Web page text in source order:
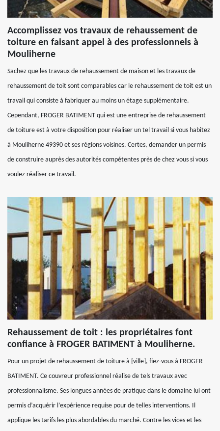
Accomplissez vos travaux de rehaussement de
toiture en faisant appel à des professionnels à
Mouliherne
Sachez que les travaux de rehaussement de maison et les travaux de
rehaussement de toit sont comparables car le rehaussement de toit est un
travail qui consiste à fabriquer au moins un étage supplémentaire.
Cependant, FROGER BATIMENT qui est une entreprise de rehaussement
de toiture est à votre disposition pour réaliser un tel travail si vous habitez
à Mouliherne 49390 et ses régions voisines. Certes, demander un permis
de construire auprès des autorités compétentes près de chez vous si vous
voulez réaliser ce travail.
Rehaussement de toit : les propriétaires font
confiance à FROGER BATIMENT à Mouliherne.
Pour un projet de rehaussement de toiture à {ville], fiez-vous à FROGER
BATIMENT. Ce couvreur professionnel réalise de tels travaux avec
professionnalisme. Ses longues années de pratique dans le domaine lui ont
permis d’acquérir l’expérience requise pour de telles interventions. Il
applique les tarifs les plus abordables du marché. Contre les vices et les